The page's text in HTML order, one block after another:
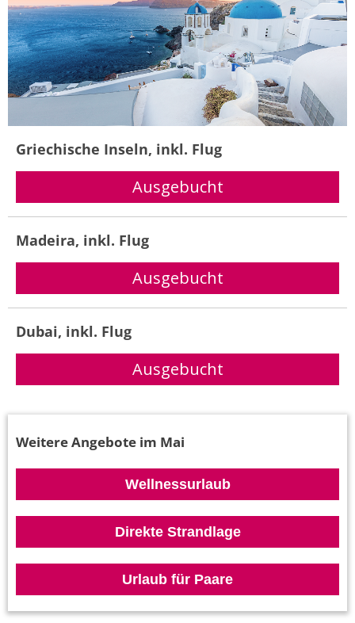
Griechische Inseln, inkl. Flug
Madeira, inkl. Flug
Dubai, inkl. Flug
Weitere Angebote im Mai
Wellnessurlaub
Direkte Strandlage
Urlaub für Paare